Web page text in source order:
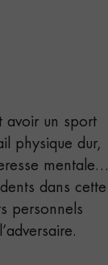
avoir un sport
physique dur,
mentale…
dans cette
personnels